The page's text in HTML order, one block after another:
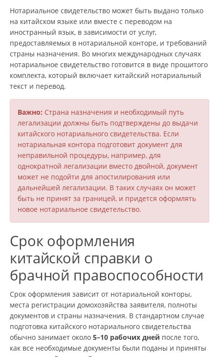
Нотариальное свидетельство может быть выдано только
на китайском языке или вместе с переводом на
иностранный язык, в зависимости от услуг,
предоставляемых в нотариальной конторе, и требований
страны назначения. Во многих международных случаях
нотариальное свидетельство готовится в виде прошитого
комплекта, который включает китайский нотариальный
текст и перевод.
Важно: Страна назначения и необходимый путь
легализации должны быть подтверждены до выдачи
китайского нотариального свидетельства. Если
нотариальная контора подготовит документ для
неправильной процедуры, например, для
однократной легализации вместо двойной, документ
может не подойти для апостилирования или
дальнейшей легализации. В таких случаях он может
быть не принят за границей, и придется оформлять
новое нотариальное свидетельство.
Срок оформления
китайской справки о
брачной правоспособности
Срок оформления зависит от нотариальной конторы,
места регистрации домохозяйства заявителя, полноты
документов и страны назначения. В стандартном случае
подготовка китайского нотариального свидетельства
обычно занимает около 5–10 рабочих дней после того,
как все необходимые документы были поданы и приняты